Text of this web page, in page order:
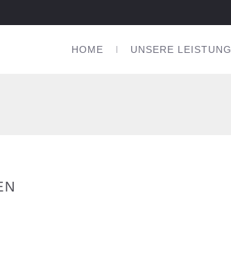
HOME UNSERE